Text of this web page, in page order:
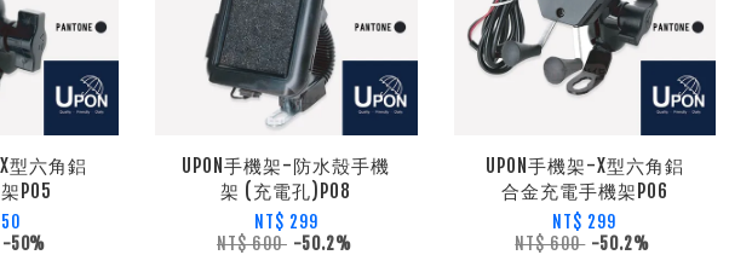
型六角鋁
P05
-50%
UPON手機架-防水殼手機
架 (充電孔)P08
NT$ 299
NT$ 600 -50.2%
UPON手機架-X型六角鋁
合金充電手機架P06
NT$ 299
NT$ 600 -50.2%